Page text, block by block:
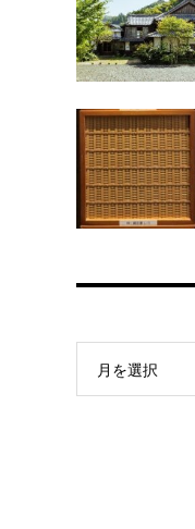
月を選択